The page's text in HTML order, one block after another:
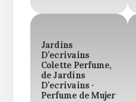
Jardins
D’ecrivains
Colette Perfume,
de Jardins
D’ecrivains ·
Perfume de Mujer